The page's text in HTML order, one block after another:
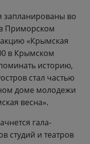
во
Приморском
«Крымская
в Крымском
историю,
стал частью
доме молодежи
весна».
гала-
студий и театров